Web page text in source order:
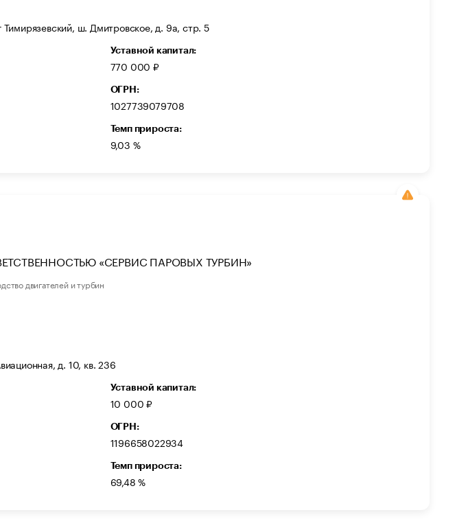
Тимирязевский, ш. Дмитровское, д. 9а, стр. 5
Уставной капитал:
770 000 ₽
ОГРН:
1027739079708
Темп прироста:
9,03 %
«СЕРВИС ПАРОВЫХ ТУРБИН»
двигателей и турбин
д. 10, кв. 236
Уставной капитал:
10 000 ₽
ОГРН:
1196658022934
Темп прироста:
69,48 %